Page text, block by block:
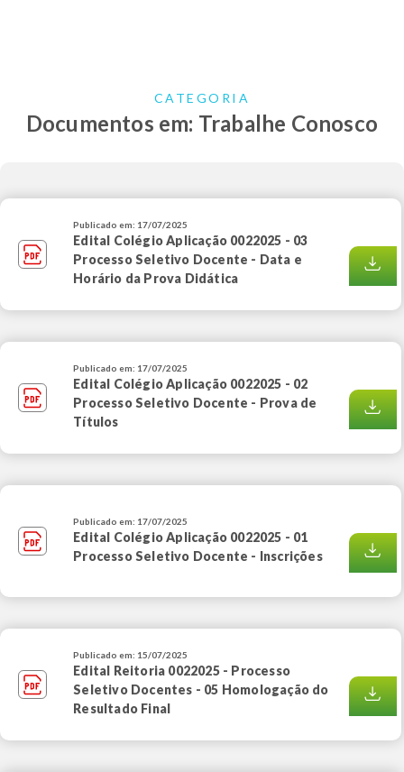
CATEGORIA
Documentos em: Trabalhe Conosco
Publicado em: 17/07/2025
Edital Colégio Aplicação 0022025 - 03
Processo Seletivo Docente - Data e
Horário da Prova Didática
Publicado em: 17/07/2025
Edital Colégio Aplicação 0022025 - 02
Processo Seletivo Docente - Prova de
Títulos
Publicado em: 17/07/2025
Edital Colégio Aplicação 0022025 - 01
Processo Seletivo Docente - Inscrições
Publicado em: 15/07/2025
Edital Reitoria 0022025 - Processo
Seletivo Docentes - 05 Homologação do
Resultado Final